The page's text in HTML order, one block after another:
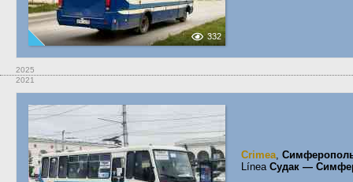
332
2025
2021
Crimea,
Línea Судак —